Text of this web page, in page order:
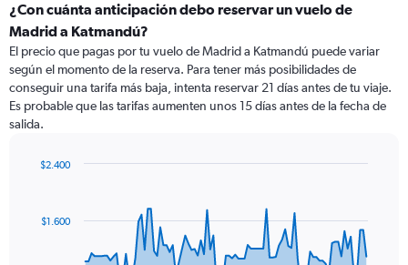
¿Con cuánta anticipación debo reservar un vuelo de
Madrid a Katmandú?
El precio que pagas por tu vuelo de Madrid a Katmandú puede variar
según el momento de la reserva. Para tener más posibilidades de
conseguir una tarifa más baja, intenta reservar 21 días antes de tu viaje.
Es probable que las tarifas aumenten unos 15 días antes de la fecha de
salida.
data
$1.600
$2.400